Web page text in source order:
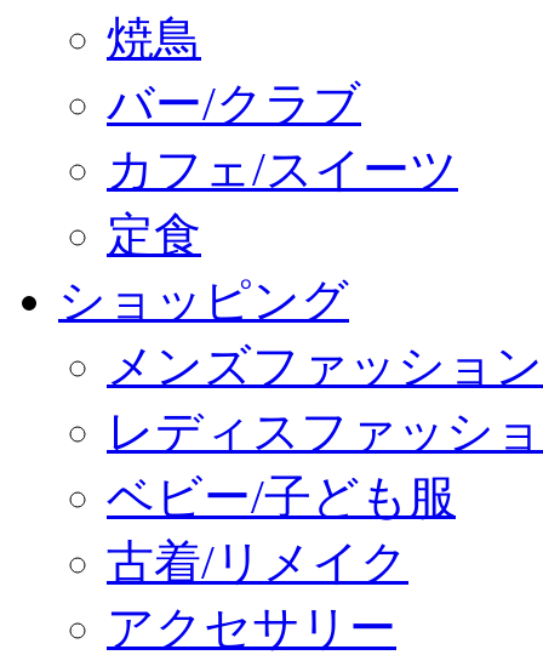
焼鳥
バー/クラブ
カフェ/スイーツ
定食
ショッピング
メンズファッション
レディスファッシ
ベビー/子ども服
古着/リメイク
アクセサリー